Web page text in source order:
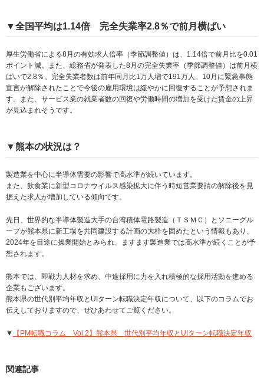
▼全国平均は1.14倍 完全失業率2.8％で前月横ばい
厚生労働省による8月の有効求人倍率（季節調整値）は、1.14倍で前月比を0.01
ポイント減。また、総務省が発表した8月の完全失業率（季節調整値）は前月横
ばいで2.8％。完全失業者数は前年同月比1万人増で191万人。10月に緊急事態
宣言が解除されたことで今後の雇用環境は緩やかに回復することが予想されま
す。また、サービス業の就業者数の回復や労働時間の増加を受けた賃金の上昇
が見込まれそうです。
▼熊本の状況は？
製造業を中心に半導体需要の影響で高水準が続いています。
また、飲食業に新型コロナウイルス感染拡大に伴う時短営業要請の解除後を見
据えた求人が増加している傾向です。
先日、世界的な半導体製造大手の台湾積体電路製造（ＴＳＭＣ）とソニーグル
ープが熊本県に新工場を共同建設する計画の大枠を固めたという情報もあり、
2024年を目途に操業開始とみられ、ますます製造業では高水準が続くことが予
想されます。
熊本では、即戦力人材を求め、中途採用に力を入れ積極的な採用活動を進める
企業もございます。
熊本県の世代別平均年収とUIターン転職決定年収について、以下のコラムでお
伝えしておりますので、ぜひあわせてご覧ください。
▼ 【PM転職コラム Vol.2】熊本県 世代別平均年収とUIターン転職決定年収
関連記事